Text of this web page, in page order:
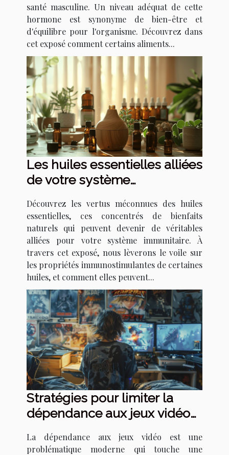
santé masculine. Un niveau adéquat de cette
hormone est synonyme de bien-être et
d'équilibre pour l'organisme. Découvrez dans
cet exposé comment certains aliments...
Les huiles essentielles alliées
de votre système
Découvrez les vertus méconnues des huiles
essentielles, ces concentrés de bienfaits
naturels qui peuvent devenir de véritables
alliées pour votre système immunitaire. À
travers cet exposé, nous lèverons le voile sur
les propriétés immunostimulantes de certaines
huiles, et comment elles peuvent...
Stratégies pour limiter la
dépendance aux jeux vidéo
La dépendance aux jeux vidéo est une
problématique moderne qui touche une